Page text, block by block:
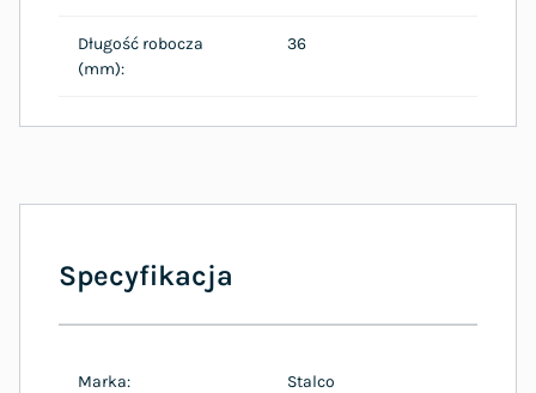
Długość robocza
(mm):
36
Specyfikacja
Marka: Stalco